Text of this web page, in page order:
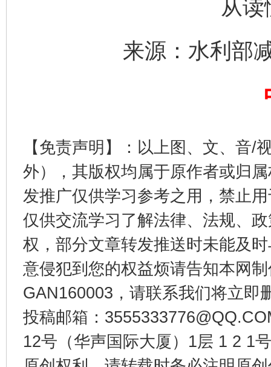
从
来源：水利部
【免责声明】：以上图、文、音/
外），其版权均属于原作者或归
发推广仅供学习参考之用，禁止
仅供交流学习了解法律、法规、
权，部分文章转发推送时未能及
意侵犯到您的权益烦请告知本网
GAN160003，请联系我们将立即
投稿邮箱：
12号（华声国际大厦）1层 1 2 1
东山县通报“牛蛙产品抗生素超标问题”
千年窑火 生生不息 一
揭开“小金库”的免责幌子